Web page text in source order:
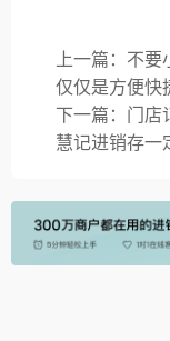
上一篇：不要
仅仅是方便快
下一篇：门店
慧记进销存一